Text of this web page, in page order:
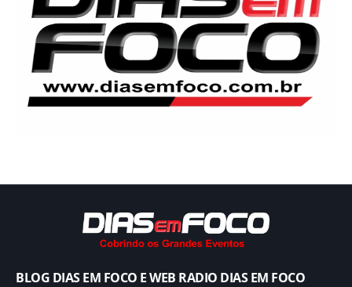
BLOG DIAS EM FOCO E WEB RADIO DIAS EM FOCO